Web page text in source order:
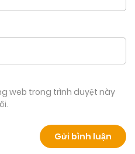
web trong trình duyệt này